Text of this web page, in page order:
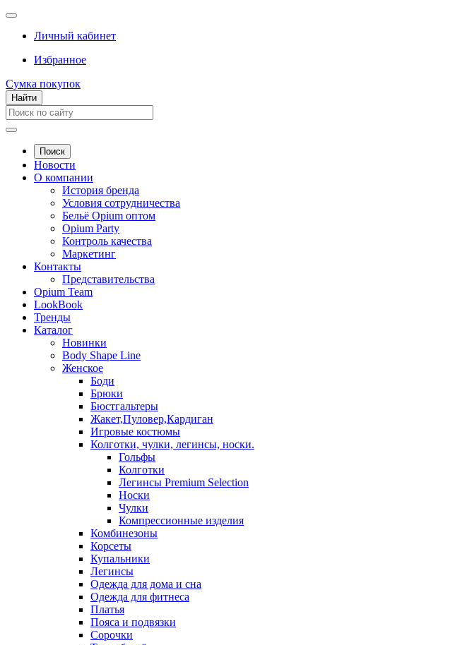
Личный кабинет
Избранное
Сумка покупок
Найти
Поиск
Новости
О компании
История бренда
Условия сотрудничества
Бельё Opium оптом
Opium Party
Контроль качества
Маркетинг
Контакты
Представительства
Opium Team
LookBook
Тренды
Каталог
Новинки
Body Shape Line
Женское
Боди
Брюки
Бюстгальтеры
Жакет,Пуловер,Кардиган
Игровые костюмы
Колготки, чулки, легинсы, носки.
Гольфы
Колготки
Легинсы Premium Selection
Носки
Чулки
Компрессионные изделия
Комбинезоны
Корсеты
Купальники
Легинсы
Одежда для дома и сна
Одежда для фитнеса
Платья
Пояса и подвязки
Сорочки